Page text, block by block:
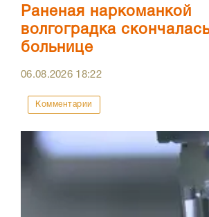
Раненая наркоманкой
волгоградка
больнице
06.08.2026 18:22
Комментарии